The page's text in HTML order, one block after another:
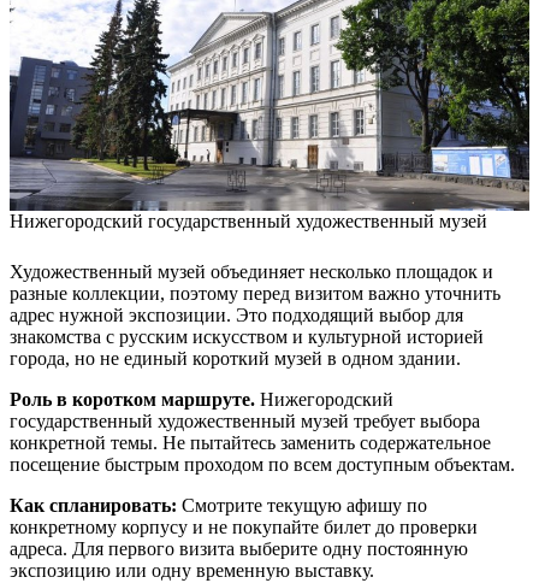
Нижегородский государственный художественный музей
Художественный музей объединяет несколько площадок и
разные коллекции, поэтому перед визитом важно уточнить
адрес нужной экспозиции. Это подходящий выбор для
знакомства с русским искусством и культурной историей
города, но не единый короткий музей в одном здании.
Роль в коротком маршруте. Нижегородский
государственный художественный музей требует выбора
конкретной темы. Не пытайтесь заменить содержательное
посещение быстрым проходом по всем доступным объектам.
Как спланировать: Смотрите текущую афишу по
конкретному корпусу и не покупайте билет до проверки
адреса. Для первого визита выберите одну постоянную
экспозицию или одну временную выставку.